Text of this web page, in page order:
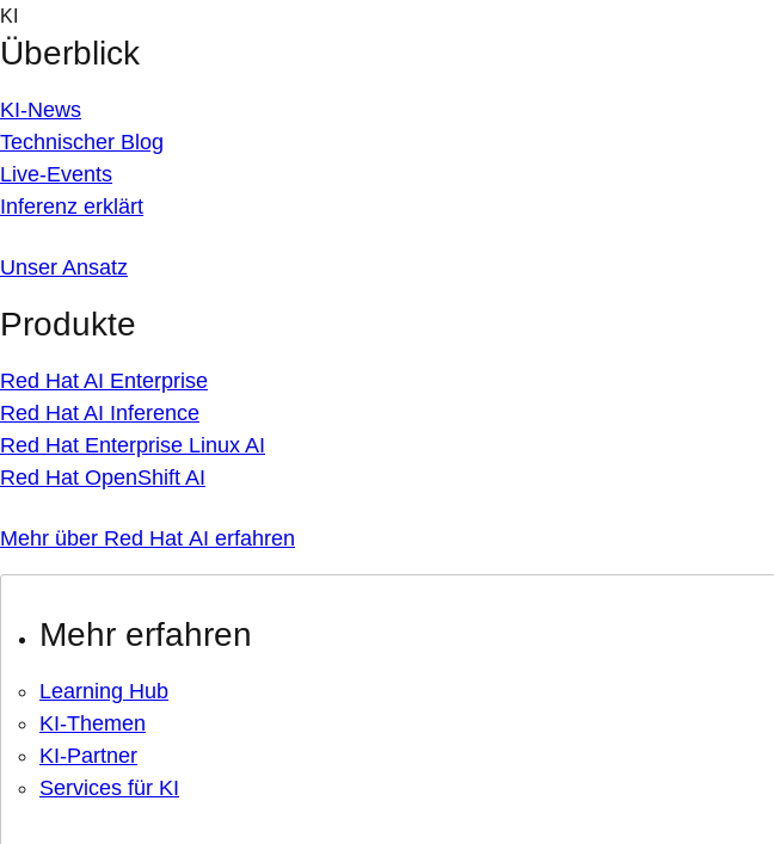
Skip
to
content
KI
Überblick
KI-News
Technischer Blog
Live-Events
Inferenz erklärt
Unser Ansatz
Produkte
Red Hat AI Enterprise
Red Hat AI Inference
Red Hat Enterprise Linux AI
Red Hat OpenShift AI
Mehr über Red Hat AI erfahren
Mehr erfahren
Learning Hub
KI-Themen
KI-Partner
Services für KI